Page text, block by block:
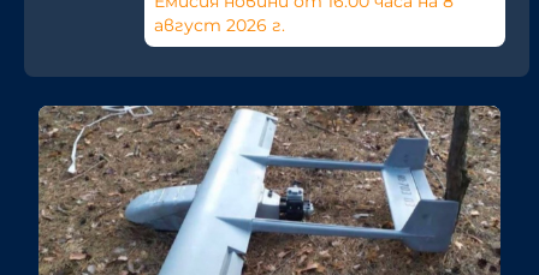
август 2026 г.